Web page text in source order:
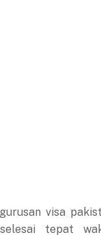
visa
tepat